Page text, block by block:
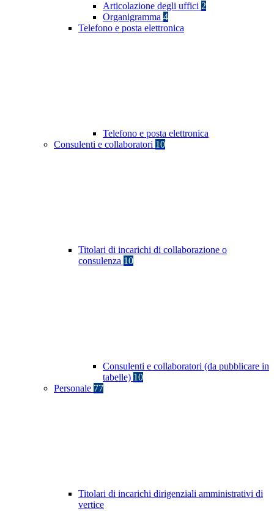
Articolazione degli uffici 2
Organigramma 4
Telefono e posta elettronica
Telefono e posta elettronica
Consulenti e collaboratori 10
Titolari di incarichi di collaborazione o
consulenza 10
Consulenti e collaboratori (da pubblicare in
tabelle) 10
Personale 77
Titolari di incarichi dirigenziali amministrativi di
vertice